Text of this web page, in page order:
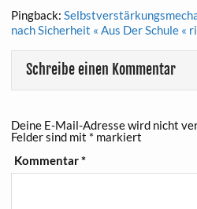
Pingback:
nach Sicherheit « Aus Der Schule «
Schreibe einen Kommentar
Deine E-Mail-Adresse wird nicht
Felder sind mit * markiert
Kommentar*